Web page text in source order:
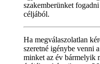
szakemberünket
céljából.
Ha megválaszolatlan
szeretné igénybe venni
minket az év bármelyik